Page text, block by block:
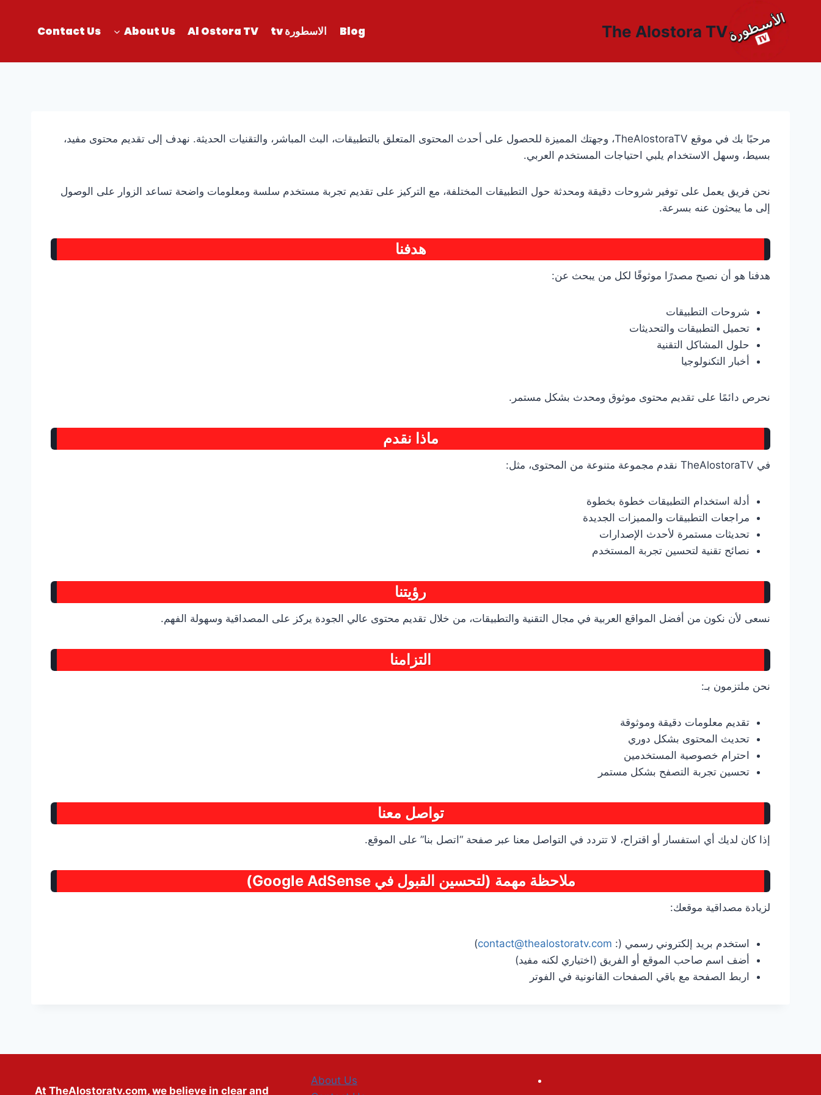
The Alostora TV
Blog الاسطورة tv Al Ostora TV
About Us
Contact Us
مرحبًا بك في موقع TheAlostoraTV، وجهتك المميزة للحصول على أحدث المحتوى المتعلق بالتطبيقات، البث المباشر، والتقنيات الحديثة. نهدف إلى تقديم محتوى مفيد،
بسيط، وسهل الاستخدام يلبي احتياجات المستخدم العربي.
نحن فريق يعمل على توفير شروحات دقيقة ومحدثة حول التطبيقات المختلفة، مع التركيز على تقديم تجربة مستخدم سلسة ومعلومات واضحة تساعد الزوار على الوصول
إلى ما يبحثون عنه بسرعة.
هدفنا
هدفنا هو أن نصبح مصدرًا موثوقًا لكل من يبحث عن:
شروحات التطبيقات
تحميل التطبيقات والتحديثات
حلول المشاكل التقنية
أخبار التكنولوجيا
نحرص دائمًا على تقديم محتوى موثوق ومحدث بشكل مستمر.
ماذا نقدم
في TheAlostoraTV نقدم مجموعة متنوعة من المحتوى، مثل:
أدلة استخدام التطبيقات خطوة بخطوة
مراجعات التطبيقات والمميزات الجديدة
تحديثات مستمرة لأحدث الإصدارات
نصائح تقنية لتحسين تجربة المستخدم
رؤيتنا
نسعى لأن نكون من أفضل المواقع العربية في مجال التقنية والتطبيقات، من خلال تقديم محتوى عالي الجودة يركز على المصداقية وسهولة الفهم.
التزامنا
نحن ملتزمون بـ:
تقديم معلومات دقيقة وموثوقة
تحديث المحتوى بشكل دوري
احترام خصوصية المستخدمين
تحسين تجربة التصفح بشكل مستمر
تواصل معنا
إذا كان لديك أي استفسار أو اقتراح، لا تتردد في التواصل معنا عبر صفحة “اتصل بنا” على الموقع.
ملاحظة مهمة (لتحسين القبول في Google AdSense)
لزيادة مصداقية موقعك:
استخدم بريد إلكتروني رسمي (: contact@thealostoratv.com
)
أضف اسم صاحب الموقع أو الفريق (اختياري لكنه مفيد)
اربط الصفحة مع باقي الصفحات القانونية في الفوتر
About Us
At TheAlostoratv.com, we believe in clear and